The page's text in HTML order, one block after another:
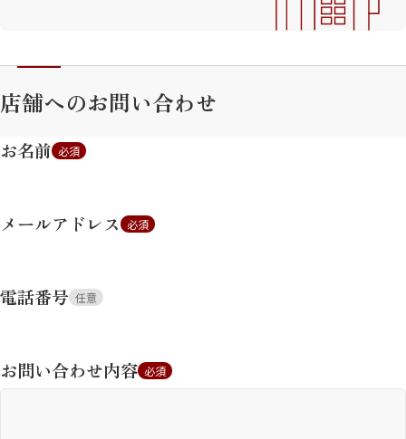
店舗へのお問い合わせ
お名前 必須
メールアドレス 必須
電話番号 任意
お問い合わせ内容 必須